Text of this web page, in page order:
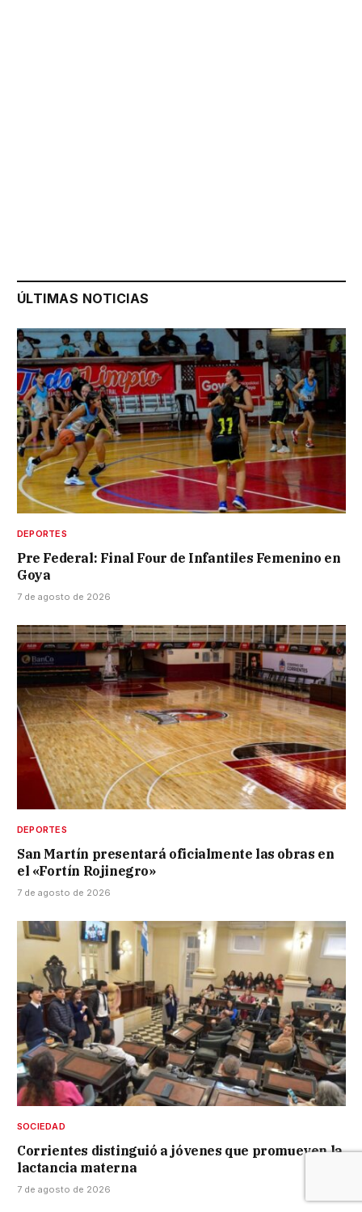
ÚLTIMAS NOTICIAS
DEPORTES
Pre Federal: Final Four de Infantiles Femenino en
Goya
7 de agosto de 2026
DEPORTES
San Martín presentará oficialmente las obras en
el «Fortín Rojinegro»
7 de agosto de 2026
SOCIEDAD
Corrientes distinguió a jóvenes que promueven la
lactancia materna
7 de agosto de 2026